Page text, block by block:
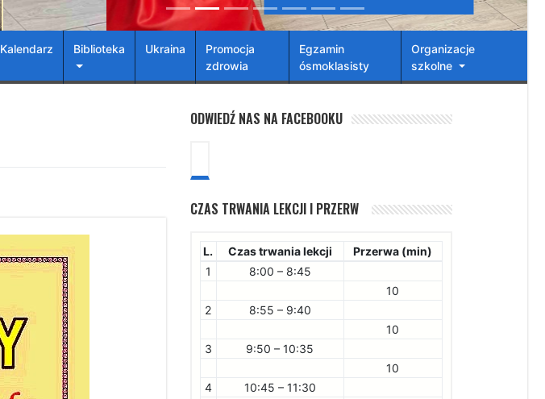
Kalendarz Biblioteka Ukraina
Promocja
zdrowia
Egzamin
ósmoklasisty
Organizacje
szkolne
ODWIEDŹ NAS NA FACEBOOKU
CZAS TRWANIA LEKCJI I PRZERW
L. Czas trwania lekcji
Przerwa (min)
1
8:00 – 8:45
10
2
8:55 – 9:40
10
3
9:50 – 10:35
10
4
10:45 – 11:30